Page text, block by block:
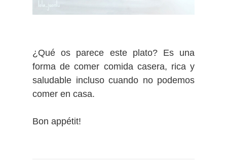
¿Qué os parece este plato? Es una
forma de comer comida casera, rica y
saludable incluso cuando no podemos
comer en casa.
Bon appétit!